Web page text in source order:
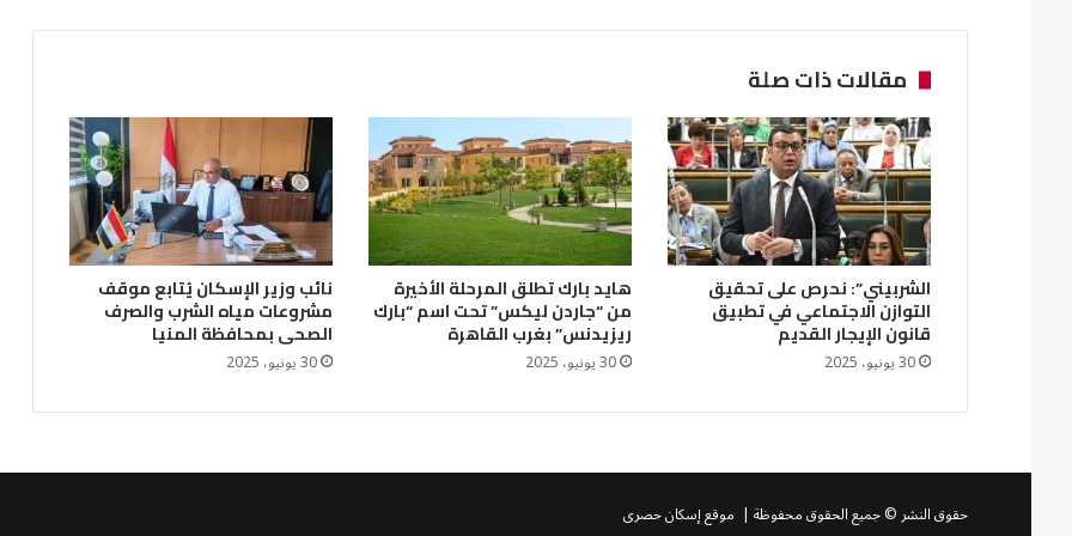
مقالات ذات صلة
الشربيني”: نحرص على تحقيق
التوازن الاجتماعي في تطبيق
قانون الإيجار القديم
30 يونيو، 2025
هايد بارك تطلق المرحلة الأخيرة
من “جاردن ليكس” تحت اسم “بارك
ريزيدنس” بغرب القاهرة
30 يونيو، 2025
نائب وزير الإسكان يُتابع موقف
مشروعات مياه الشرب والصرف
الصحى بمحافظة المنيا
30 يونيو، 2025
حقوق النشر © جميع الحقوق محفوظة | موقع إسكان حصرى